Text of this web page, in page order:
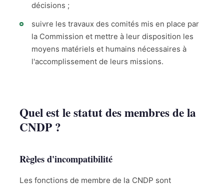
décisions ;
suivre les travaux des comités mis en place par
la Commission et mettre à leur disposition les
moyens matériels et humains nécessaires à
l'accomplissement de leurs missions.
Quel est le statut des membres de la
CNDP ?
Règles d'incompatibilité
Les fonctions de membre de la CNDP sont